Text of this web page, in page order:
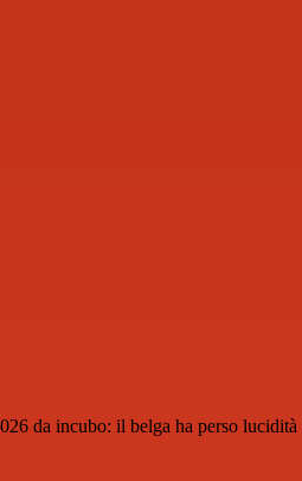
da incubo: il belga ha perso lucidità